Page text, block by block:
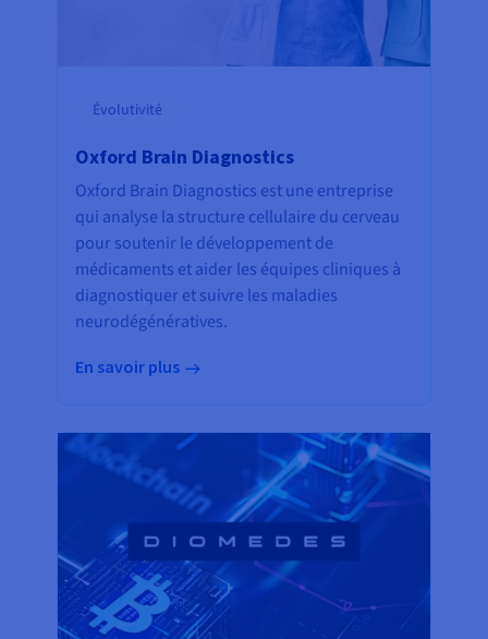
Évolutivité
Oxford Brain Diagnostics
Oxford Brain Diagnostics est une entreprise
qui analyse la structure cellulaire du cerveau
pour soutenir le développement de
médicaments et aider les équipes cliniques à
diagnostiquer et suivre les maladies
neurodégénératives.
En savoir plus